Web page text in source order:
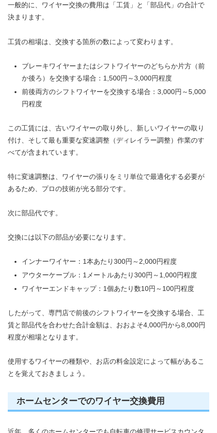
一般的に、ワイヤー交換の費用は「工賃」と「部品代」の合計で
決まります。
工賃の相場は、交換する箇所の数によって変わります。
ブレーキワイヤーまたはシフトワイヤーのどちらか片方（前
か後ろ）を交換する場合：1,500円～3,000円程度
前後両方のシフトワイヤーを交換する場合：3,000円～5,000
円程度
この工賃には、古いワイヤーの取り外し、新しいワイヤーの取り
付け、そして最も重要な変速調整（ディレイラー調整）作業のす
べてが含まれています。
特に変速調整は、ワイヤーの張りをミリ単位で最適化する必要が
あるため、プロの技術が光る部分です。
次に部品代です。
交換には以下の部品が必要になります。
インナーワイヤー：1本あたり300円～2,000円程度
アウターケーブル：1メートルあたり300円～1,000円程度
ワイヤーエンドキャップ：1個あたり数10円～100円程度
したがって、専門店で前後のシフトワイヤーを交換する場合、工
賃と部品代を合わせた合計金額は、おおよそ4,000円から8,000円
程度が相場となります。
使用するワイヤーの種類や、お店の料金設定によって幅があるこ
とを覚えておきましょう。
ホームセンターでのワイヤー交換費用